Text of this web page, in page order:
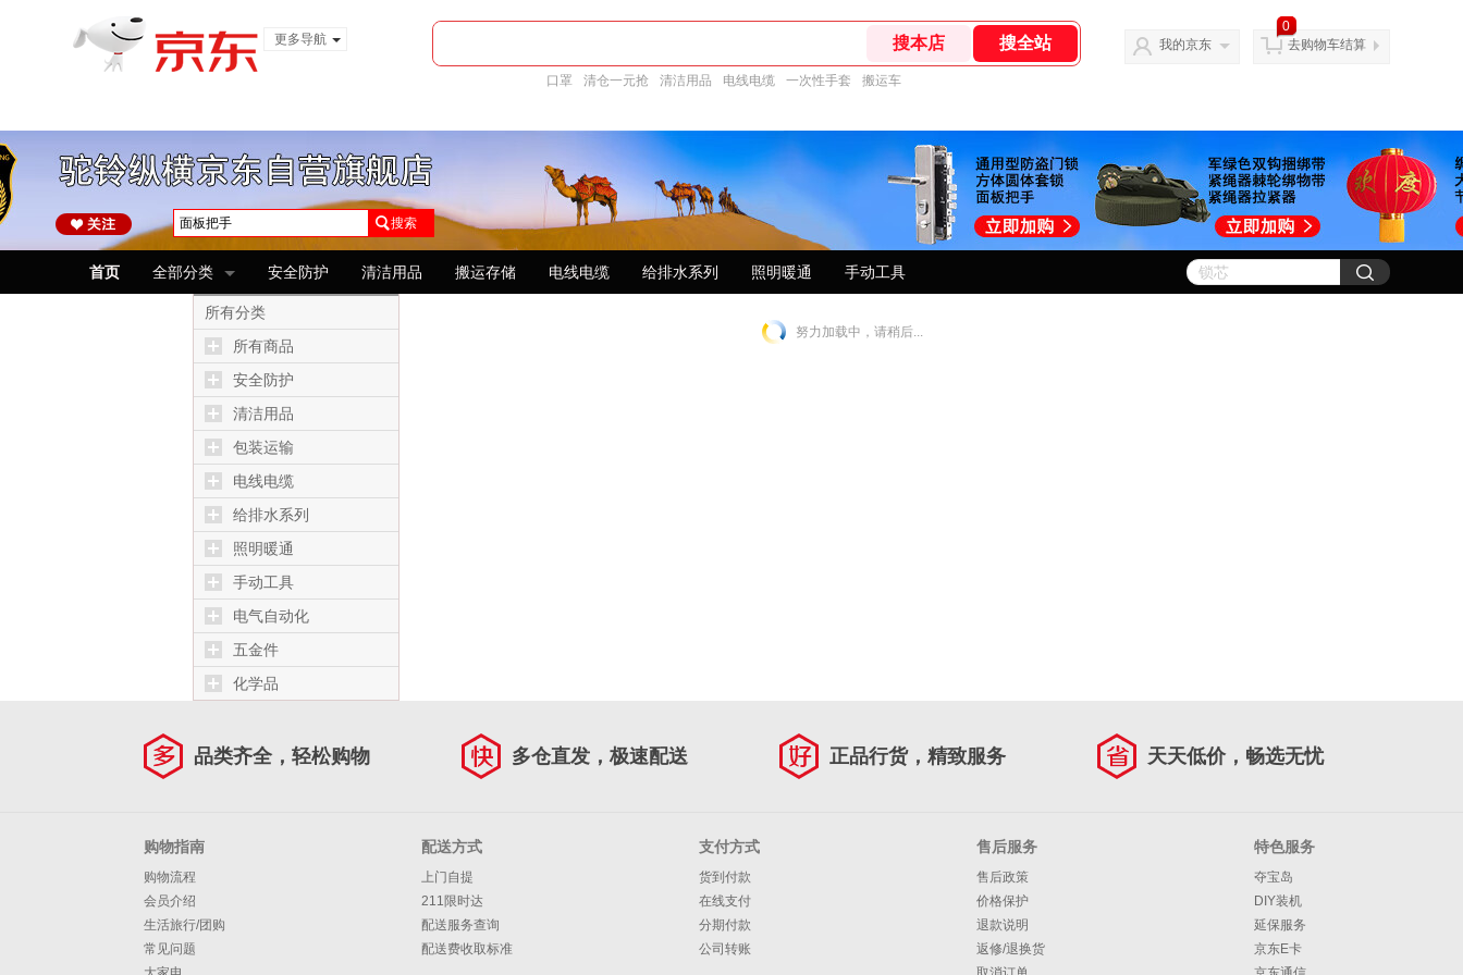
更多导航
口罩 清仓一元抢 清洁用品 电线电缆 一次性手套 搬运车
我的京东
0
去购物车结算
搜索
首页 全部分类 安全防护 清洁用品 搬运存储 电线电缆 给排水系列 照明暖通 手动工具
所有分类
所有商品
安全防护
清洁用品
包装运输
电线电缆
给排水系列
照明暖通
手动工具
电气自动化
五金件
化学品
努力加载中，请稍后...
品类齐全，轻松购物 多仓直发，极速配送 正品行货，精致服务 天天低价，畅选无忧
购物指南
购物流程
会员介绍
生活旅行/团购
常见问题
配送方式
上门自提
211限时达
配送服务查询
配送费收取标准
支付方式
货到付款
在线支付
分期付款
公司转账
售后服务
售后政策
价格保护
退款说明
返修/退换货
特色服务
夺宝岛
DIY装机
延保服务
京东E卡